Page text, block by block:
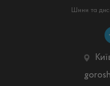
Шини та